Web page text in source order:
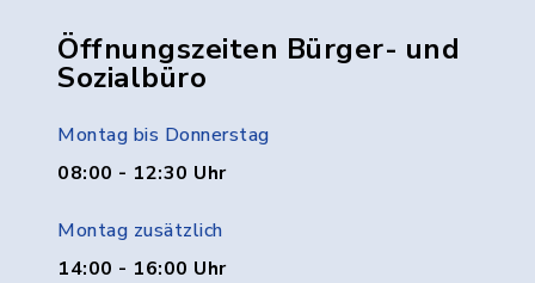
Öffnungszeiten Bürger- und
Sozialbüro
Montag bis Donnerstag
08:00 - 12:30 Uhr
Montag zusätzlich
14:00 - 16:00 Uhr